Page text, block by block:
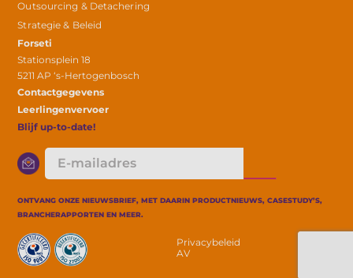
Outsourcing & Detachering
Strategie & Beleid
Forseti
Stationsplein 18
5211 AP ‘s-Hertogenbosch
Contactgegevens
Leerlingenvervoer
Blijf up-to-date!
E-
mailadres
ONTVANG ONZE NIEUWSBRIEF, MET DAARIN PRODUCTNIEUWS, CASESTUDY’S,
BRANCHERAPPORTEN EN MEER.
Privacybeleid
AV